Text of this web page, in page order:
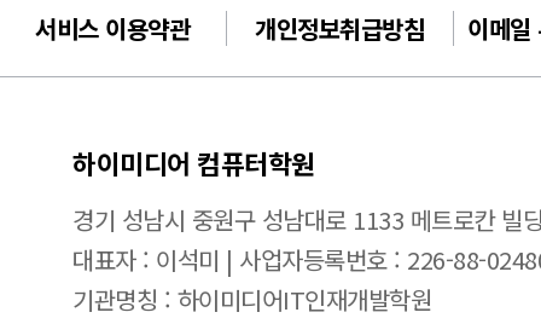
서비스 이용약관 개인정보취급방침 이메일
하이미디어 컴퓨터학원
경기 성남시 중원구 성남대로 1133 메트로칸 빌
대표자 : 이석미 | 사업자등록번호 : 226-88-
기관명칭 : 하이미디어IT인재개발학원